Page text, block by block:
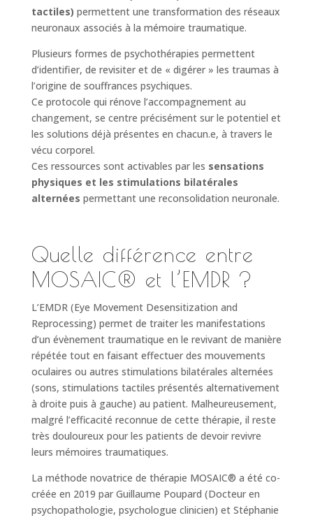
tactiles) permettent une transformation des réseaux
neuronaux associés à la mémoire traumatique.
Plusieurs formes de psychothérapies permettent
d’identifier, de revisiter et de « digérer » les traumas à
l’origine de souffrances psychiques.
Ce protocole qui rénove l’accompagnement au
changement, se centre précisément sur le potentiel et
les solutions déjà présentes en chacun.e, à travers le
vécu corporel.
Ces ressources sont activables par les sensations
physiques et les stimulations bilatérales
alternées permettant une reconsolidation neuronale.
Quelle différence entre
MOSAIC® et l’EMDR ?
L’EMDR (Eye Movement Desensitization and
Reprocessing) permet de traiter les manifestations
d’un évènement traumatique en le revivant de manière
répétée tout en faisant effectuer des mouvements
oculaires ou autres stimulations bilatérales alternées
(sons, stimulations tactiles présentés alternativement
à droite puis à gauche) au patient. Malheureusement,
malgré l’efficacité reconnue de cette thérapie, il reste
très douloureux pour les patients de devoir revivre
leurs mémoires traumatiques.
La méthode novatrice de thérapie MOSAIC® a été co-
créée en 2019 par Guillaume Poupard (Docteur en
psychopathologie, psychologue clinicien) et Stéphanie